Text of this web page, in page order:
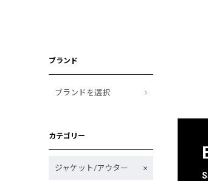
ブランド
ブランドを選択
カテゴリー
ジャケット/アウター